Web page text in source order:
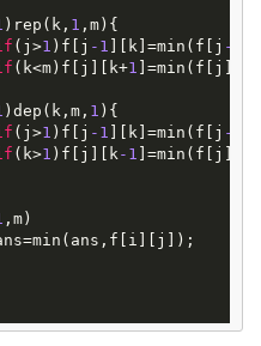
)rep(k, 1 ,m){
(j>1 )f[j -1 ][k]=min(f[j -1
(k<m)f[j][k+1 ]=min(f[j][k+
)dep(k,m, 1 ){
(j>1 )f[j -1 ][k]=min(f[j -1
(k>1 )f[j][k -1 ]=min(f[j][k
,m)